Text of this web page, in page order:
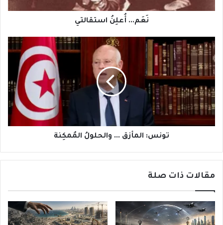
نَعَم... أُعلِنُ استقالتي
تونس:
المأزق
...
والحلولُ
تونس: المأزق ... والحلولُ المُمكِنة
مقالات ذات صلة